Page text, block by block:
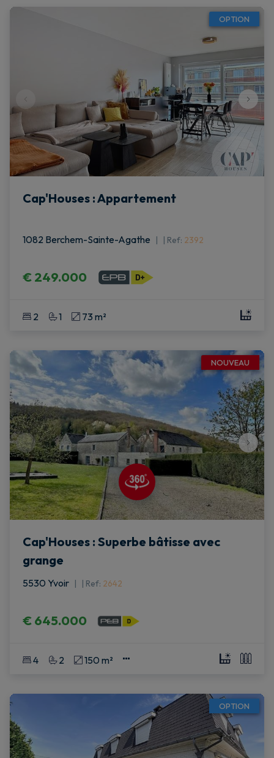
OPTION
Cap'Houses : Appartement
1082 Berchem-Sainte-Agathe | Ref: 2392
€ 249.000
2 1 73 m²
NOUVEAU
Cap'Houses : Superbe bâtisse avec
grange
5530 Yvoir | Ref: 2642
€ 645.000
4 2 150 m²
OPTION